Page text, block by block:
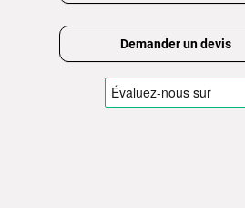
Demander un devis